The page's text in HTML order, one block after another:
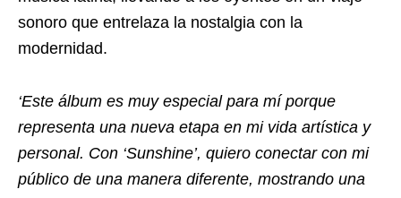
sonoro que entrelaza la nostalgia con la
modernidad.
‘Este álbum es muy especial para mí porque
representa una nueva etapa en mi vida artística y
personal. Con ‘Sunshine’, quiero conectar con mi
público de una manera diferente, mostrando una